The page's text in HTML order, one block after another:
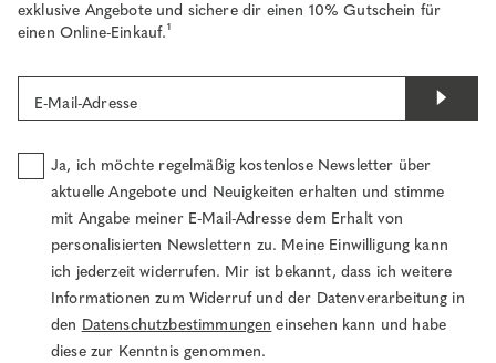
exklusive Angebote und sichere dir einen 10% Gutschein für
einen Online-Einkauf.¹
E-Mail-Adresse
Ja, ich möchte regelmäßig kostenlose Newsletter über
aktuelle Angebote und Neuigkeiten erhalten und stimme
mit Angabe meiner E-Mail-Adresse dem Erhalt von
personalisierten Newslettern zu. Meine Einwilligung kann
ich jederzeit widerrufen. Mir ist bekannt, dass ich weitere
Informationen zum Widerruf und der Datenverarbeitung in
den Datenschutzbestimmungen einsehen kann und habe
diese zur Kenntnis genommen.